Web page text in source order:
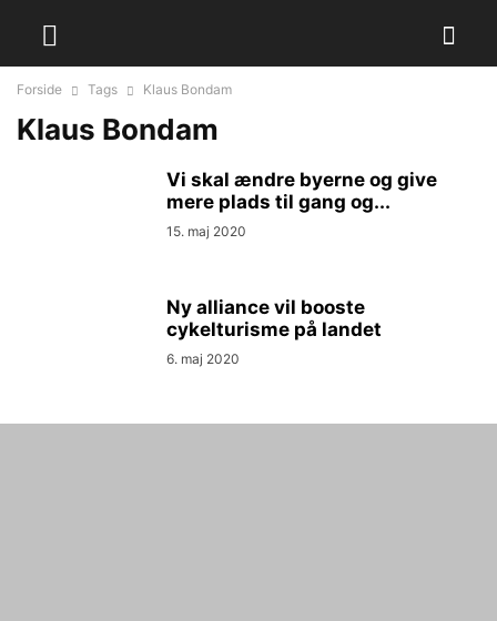
Forside Tags Klaus Bondam
Klaus Bondam
Vi skal ændre byerne og give
mere plads til gang og...
15. maj 2020
Ny alliance vil booste
cykelturisme på landet
6. maj 2020